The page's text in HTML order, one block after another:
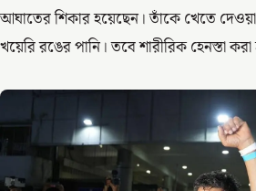
আঘাতের শিকার হয়েছেন। তাঁকে খেতে
খয়েরি রঙের পানি। তবে শারীরিক হেনস্তা করা